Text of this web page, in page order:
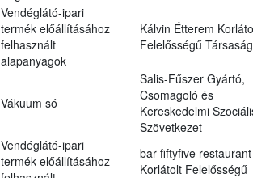
Vendéglátó-ipari
termék előállításához
felhasznált
alapanyagok
Kálvin Étterem
Felelősségű Társaság
Vákuum só
Salis-Fűszer Gyártó,
Csomagoló és
Kereskedelmi
Szövetkezet
Vendéglátó-ipari
termék előállításához
bar fiftyfive restaurant
Korlátolt Felelősségű